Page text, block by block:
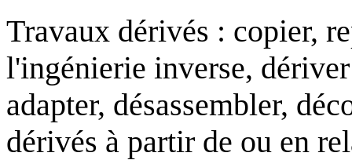
Travaux dérivés : copier,
l'ingénierie inverse,
adapter, désassembler,
dérivés à partir de ou en